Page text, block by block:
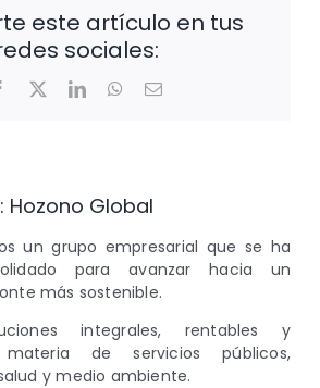
este artículo en tus
sociales:
Facebook
X LinkedInWhatsApp
Correo
Hozono Global
un grupo empresarial que se ha
para avanzar hacia un
más sostenible.
integrales, rentables y
de servicios públicos,
y medio ambiente.